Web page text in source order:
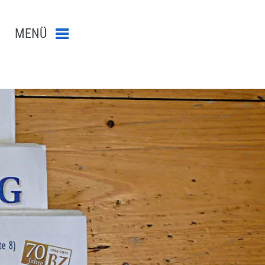
abschicken
MENÜ Menü schließen